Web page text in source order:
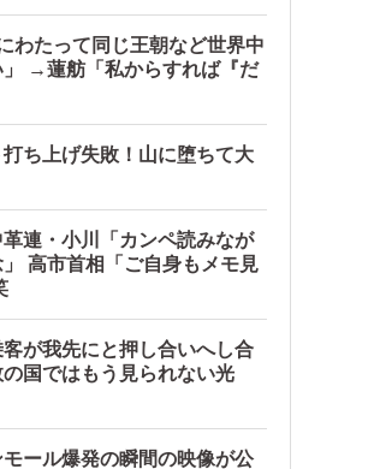
わたって同じ王朝など世界中
」 →蓮舫「私からすれば『だ
ち上げ失敗！山に堕ちて大
革連・小川「カンペ読みなが
高市首相「ご自身もメモ見
が我先にと押し合いへし合
国ではもう見られない光
モール爆発の瞬間の映像が公